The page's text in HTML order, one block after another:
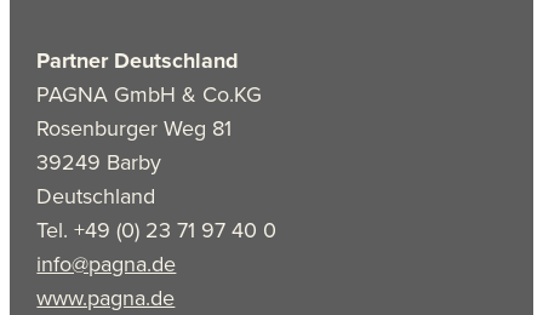
Partner Deutschland
PAGNA GmbH & Co.KG
Rosenburger Weg 81
39249 Barby
Deutschland
Tel. +49 (0) 23 71 97 40 0
info@pagna.de
www.pagna.de